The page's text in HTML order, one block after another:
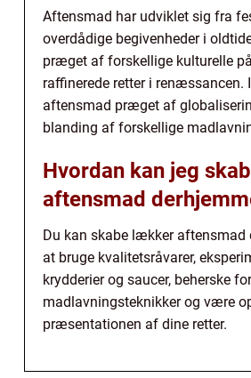
Aftensmad har udviklet sig fra
overdådige begivenheder i
præget af forskellige kulturelle
raffinerede retter i renæssancen.
aftensmad præget af
blanding af forskellige
Hvordan kan jeg
aftensmad
Du kan skabe lækker aftensmad
at bruge kvalitetsråvarer,
krydderier og saucer, beherske
madlavningsteknikker og være
præsentationen af dine retter.